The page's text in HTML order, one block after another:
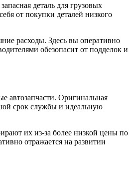
деталь для грузовых
от покупки деталей низкого
расходы. Здесь вы оперативно
обезопасит от подделок и
автозапчасти. Оригинальная
срок службы и идеальную
их из-за более низкой цены по
отражается на развитии